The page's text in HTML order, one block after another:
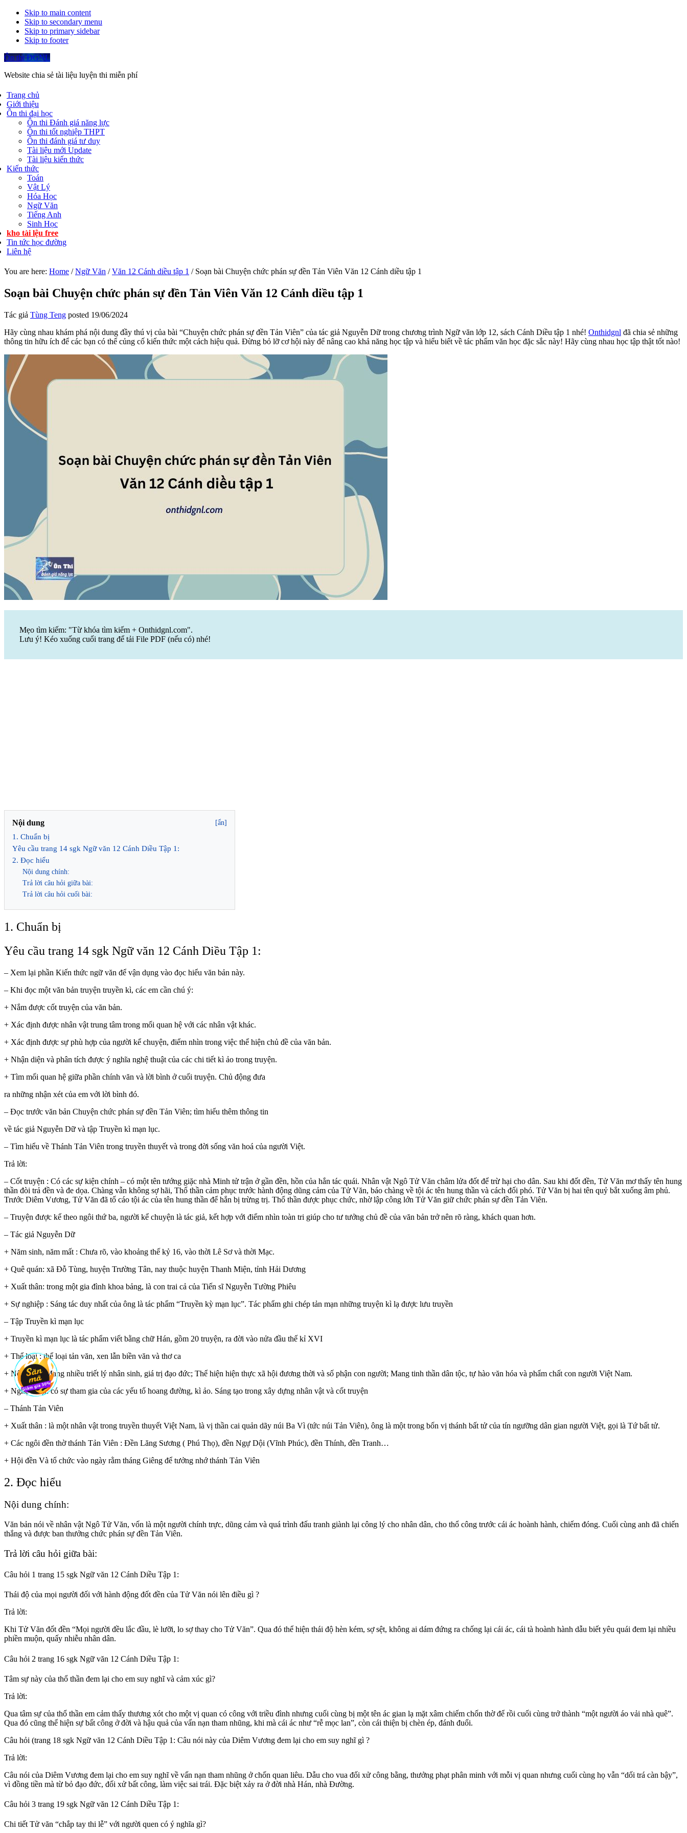
Skip to main content
Skip to secondary menu
Skip to primary sidebar
Skip to footer
Ôn thi ĐGNL
Website chia sẻ tài liệu luyện thi miễn phí
Trang chủ
Giới thiệu
Ôn thi đại học
Ôn thi Đánh giá năng lực
Ôn thi tốt nghiệp THPT
Ôn thi đánh giá tư duy
Tài liệu mới Update
Tài liệu kiến thức
Kiến thức
Toán
Vật Lý
Hóa Học
Ngữ Văn
Tiếng Anh
Sinh Học
kho tài lệu free
Tin tức học đường
Liên hệ
You are here: Home / Ngữ Văn / Văn 12 Cánh diều tập 1 /Soạn bài Chuyện chức phán sự đền Tản Viên Văn 12 Cánh diều tập 1
Soạn bài Chuyện chức phán sự đền Tản Viên Văn 12 Cánh diều tập 1
Tác giả Tùng Teng posted 19/06/2024
Hãy cùng nhau khám phá nội dung đầy thú vị của bài “Chuyện chức phán sự đền Tản Viên” của tác giả Nguyễn Dữ trong chương trình Ngữ văn lớp 12, sách Cánh Diều tập 1 nhé! Onthidgnl đã chia sẻ những
thông tin hữu ích để các bạn có thể củng cố kiến thức một cách hiệu quả. Đừng bỏ lỡ cơ hội này để nâng cao khả năng học tập và hiểu biết về tác phẩm văn học đặc sắc này! Hãy cùng nhau học tập thật tốt nào!
Mẹo tìm kiếm: "Từ khóa tìm kiếm + Onthidgnl.com".
Lưu ý! Kéo xuống cuối trang để tải File PDF (nếu có) nhé!
Nội dung [ẩn]
1. Chuẩn bị
Yêu cầu trang 14 sgk Ngữ văn 12 Cánh Diều Tập 1:
2. Đọc hiểu
Nội dung chính:
Trả lời câu hỏi giữa bài:
Trả lời câu hỏi cuối bài:
1. Chuẩn bị
Yêu cầu trang 14 sgk Ngữ văn 12 Cánh Diều Tập 1:
– Xem lại phần Kiến thức ngữ văn để vận dụng vào đọc hiểu văn bản này.
– Khi đọc một văn bản truyện truyền kì, các em cần chú ý:
+ Nắm được cốt truyện của văn bản.
+ Xác định được nhân vật trung tâm trong mối quan hệ với các nhân vật khác.
+ Xác định được sự phù hợp của người kể chuyện, điểm nhìn trong việc thể hiện chủ đề của văn bản.
+ Nhận diện và phân tích được ý nghĩa nghệ thuật của các chi tiết kì ảo trong truyện.
+ Tìm mối quan hệ giữa phần chính văn và lời bình ở cuối truyện. Chủ động đưa
ra những nhận xét của em với lời bình đó.
– Đọc trước văn bản Chuyện chức phán sự đền Tản Viên; tìm hiểu thêm thông tin
về tác giả Nguyễn Dữ và tập Truyền kì mạn lục.
– Tìm hiểu về Thánh Tản Viên trong truyền thuyết và trong đời sống văn hoá của người Việt.
Trả lời:
– Cốt truyện : Có các sự kiện chính – có một tên tướng giặc nhà Minh tử trận ở gần đền, hồn của hắn tác quái. Nhân vật Ngô Tử Văn châm lửa đốt để trừ hại cho dân. Sau khi đốt đền, Tử Văn mơ thấy tên hung
thần đòi trả đền và đe dọa. Chàng vẫn không sợ hãi, Thổ thần cảm phục trước hành động dũng cảm của Tử Văn, báo chàng về tội ác tên hung thần và cách đối phó. Tử Văn bị hai tên quỷ bắt xuống âm phủ.
Trước Diêm Vương, Tử Văn đã tố cáo tội ác của tên hung thần để hắn bị trừng trị. Thổ thần được phục chức, nhờ lập công lớn Tử Văn giữ chức phán sự đền Tản Viên.
– Truyện được kể theo ngôi thứ ba, người kể chuyện là tác giả, kết hợp với điểm nhìn toàn tri giúp cho tư tưởng chủ đề của văn bản trở nên rõ ràng, khách quan hơn.
– Tác giả Nguyễn Dữ
+ Năm sinh, năm mất : Chưa rõ, vào khoảng thế kỷ 16, vào thời Lê Sơ và thời Mạc.
+ Quê quán: xã Đỗ Tùng, huyện Trường Tân, nay thuộc huyện Thanh Miện, tỉnh Hải Dương
+ Xuất thân: trong một gia đình khoa bảng, là con trai cả của Tiến sĩ Nguyễn Tường Phiêu
+ Sự nghiệp : Sáng tác duy nhất của ông là tác phẩm “Truyền kỳ mạn lục”. Tác phẩm ghi chép tản mạn những truyện kì lạ được lưu truyền
– Tập Truyền kì mạn lục
+ Truyền kì mạn lục là tác phẩm viết bằng chữ Hán, gồm 20 truyện, ra đời vào nửa đầu thế kỉ XVI
+ Thể loại : thể loại tản văn, xen lẫn biền văn và thơ ca
+ Nội dung: Mang nhiều triết lý nhân sinh, giá trị đạo đức; Thể hiện hiện thực xã hội đương thời và số phận con người; Mang tinh thần dân tộc, tự hào văn hóa và phẩm chất con người Việt Nam.
+ Nghệ thuật: có sự tham gia của các yếu tố hoang đường, kì ảo. Sáng tạo trong xây dựng nhân vật và cốt truyện
– Thánh Tản Viên
+ Xuất thân : là một nhân vật trong truyền thuyết Việt Nam, là vị thần cai quản dãy núi Ba Vì (tức núi Tản Viên), ông là một trong bốn vị thánh bất tử của tín ngưỡng dân gian người Việt, gọi là Tứ bất tử.
+ Các ngôi đền thờ thánh Tản Viên : Đền Lăng Sương ( Phú Thọ), đền Ngự Dội (Vĩnh Phúc), đền Thính, đền Tranh…
+ Hội đền Và tổ chức vào ngày rằm tháng Giêng để tưởng nhớ thánh Tản Viên
2. Đọc hiểu
Nội dung chính:
Văn bản nói về nhân vật Ngô Tử Văn, vốn là một người chính trực, dũng cảm và quá trình đấu tranh giành lại công lý cho nhân dân, cho thổ công trước cái ác hoành hành, chiếm đóng. Cuối cùng anh đã chiến
thắng và được ban thưởng chức phán sự đền Tản Viên.
Trả lời câu hỏi giữa bài:
Câu hỏi 1 trang 15 sgk Ngữ văn 12 Cánh Diều Tập 1:
Thái độ của mọi người đối với hành động đốt đền của Tử Văn nói lên điều gì ?
Trả lời:
Khi Tử Văn đốt đền “Mọi người đều lắc đầu, lè lưỡi, lo sợ thay cho Tử Văn”. Qua đó thể hiện thái độ hèn kém, sợ sệt, không ai dám đứng ra chống lại cái ác, cái tà hoành hành dẫu biết yêu quái đem lại nhiều
phiền muộn, quấy nhiễu nhân dân.
Câu hỏi 2 trang 16 sgk Ngữ văn 12 Cánh Diều Tập 1:
Tâm sự này của thổ thần đem lại cho em suy nghĩ và cảm xúc gì?
Trả lời:
Qua tâm sự của thổ thần em cảm thấy thương xót cho một vị quan có công với triều đình nhưng cuối cùng bị một tên ác gian lạ mặt xâm chiếm chốn thờ để rồi cuối cùng trở thành “một người áo vải nhà quê”.
Qua đó cũng thể hiện sự bất công ở đời và hậu quả của vấn nạn tham nhũng, khi mà cái ác như “rễ mọc lan”, còn cái thiện bị chèn ép, đánh đuổi.
Câu hỏi (trang 18 sgk Ngữ văn 12 Cánh Diều Tập 1: Câu nói này của Diêm Vương đem lại cho em suy nghĩ gì ?
Trả lời:
Câu nói của Diêm Vương đem lại cho em suy nghĩ về vấn nạn tham nhũng ở chốn quan liêu. Dẫu cho vua đối xử công bằng, thưởng phạt phân minh với mỗi vị quan nhưng cuối cùng họ vẫn “dối trá càn bậy”,
vì đồng tiền mà từ bỏ đạo đức, đối xử bất công, làm việc sai trái. Đặc biệt xảy ra ở đời nhà Hán, nhà Đường.
Câu hỏi 3 trang 19 sgk Ngữ văn 12 Cánh Diều Tập 1:
Chi tiết Tử văn “chắp tay thi lễ” với người quen có ý nghĩa gì?